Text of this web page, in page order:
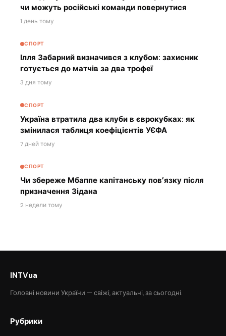
чи можуть російські команди повернутися
1 день тому
СПОРТ
Ілля Забарний визначився з клубом: захисник
готується до матчів за два трофеї
3 дня тому
СПОРТ
Україна втратила два клуби в єврокубках: як
змінилася таблиця коефіцієнтів УЄФА
7 дней тому
СПОРТ
Чи збереже Мбаппе капітанську пов’язку після
призначення Зідана
2 недели тому
INTVua
Головні новини України — свіжі, актуальні, за сьогодні.
Рубрики